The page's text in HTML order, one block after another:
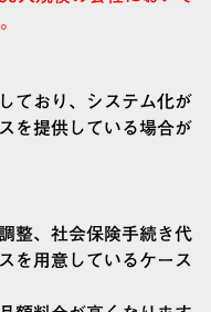
ており、システム化が
を提供している場合が
整、社会保険手続き代
を用意しているケース